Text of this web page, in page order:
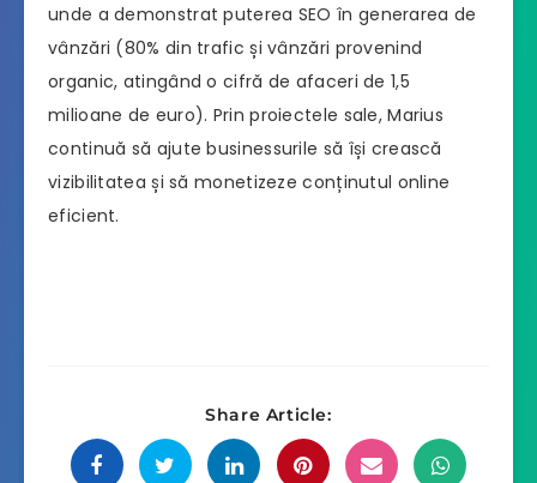
unde a demonstrat puterea SEO în generarea de
vânzări (80% din trafic și vânzări provenind
organic, atingând o cifră de afaceri de 1,5
milioane de euro). Prin proiectele sale, Marius
continuă să ajute businessurile să își crească
vizibilitatea și să monetizeze conținutul online
eficient.
Share Article: